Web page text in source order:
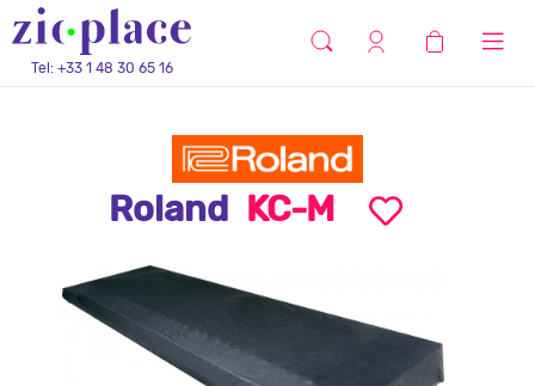
Tel: +33 1 48 30 65 16
Roland KC-M